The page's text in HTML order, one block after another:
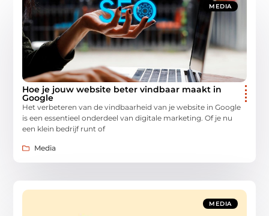
MEDIA
Hoe je jouw website beter vindbaar maakt in
Google
Het verbeteren van de vindbaarheid van je website in Google
is een essentieel onderdeel van digitale marketing. Of je nu
een klein bedrijf runt of
Media
MEDIA